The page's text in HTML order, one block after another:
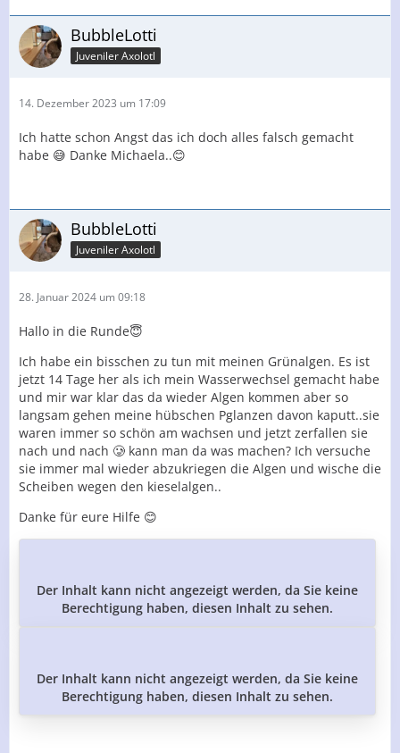
BubbleLotti
Juveniler Axolotl
14. Dezember 2023 um 17:09
Ich hatte schon Angst das ich doch alles falsch gemacht
habe 😅 Danke Michaela..😊
BubbleLotti
Juveniler Axolotl
28. Januar 2024 um 09:18
Hallo in die Runde😇
Ich habe ein bisschen zu tun mit meinen Grünalgen. Es ist
jetzt 14 Tage her als ich mein Wasserwechsel gemacht habe
und mir war klar das da wieder Algen kommen aber so
langsam gehen meine hübschen Pglanzen davon kaputt..sie
waren immer so schön am wachsen und jetzt zerfallen sie
nach und nach 🥲 kann man da was machen? Ich versuche
sie immer mal wieder abzukriegen die Algen und wische die
Scheiben wegen den kieselalgen..
Danke für eure Hilfe 😊
Der Inhalt kann nicht angezeigt werden, da Sie keine
Berechtigung haben, diesen Inhalt zu sehen.
Der Inhalt kann nicht angezeigt werden, da Sie keine
Berechtigung haben, diesen Inhalt zu sehen.